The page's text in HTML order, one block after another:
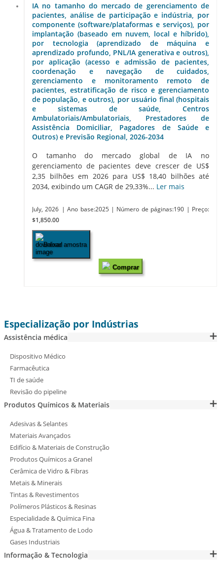
IA no tamanho do mercado de gerenciamento de
pacientes, análise de participação e indústria, por
componente (software/plataformas e serviços), por
implantação (baseado em nuvem, local e híbrido),
por tecnologia (aprendizado de máquina e
aprendizado profundo, PNL/IA generativa e outros),
por aplicação (acesso e admissão de pacientes,
coordenação e navegação de cuidados,
gerenciamento e monitoramento remoto de
pacientes, estratificação de risco e gerenciamento
de população, e outros), por usuário final (hospitais
e sistemas de saúde, Centros
Ambulatoriais/Ambulatoriais, Prestadores de
Assistência Domiciliar, Pagadores de Saúde e
Outros) e Previsão Regional, 2026-2034
O tamanho do mercado global de IA no
gerenciamento de pacientes deve crescer de US$
2,35 bilhões em 2026 para US$ 18,40 bilhões até
2034, exibindo um CAGR de 29,33%... Ler mais
July, 2026 | Ano base:2025 | Número de páginas:190 | Preço:
$1,850.00
Baixar amostra
Comprar
Especialização por Indústrias
Assistência médica
Dispositivo Médico
Farmacêutica
TI de saúde
Revisão do pipeline
Produtos Químicos & Materiais
Adesivas & Selantes
Materiais Avançados
Edifício & Materiais de Construção
Produtos Químicos a Granel
Cerâmica de Vidro & Fibras
Metais & Minerais
Tintas & Revestimentos
Polímeros Plásticos & Resinas
Especialidade & Química Fina
Água & Tratamento de Lodo
Gases Industriais
Informação & Tecnologia